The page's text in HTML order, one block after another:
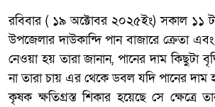
রবিবার ( ১৯ অক্টোবর ২০২৫ইং) সকাল ১১
উপজেলার দাউকান্দি পান বাজারে ক্রেতা
নেওয়া হয় তারা জানান, পানের দাম কিছুটা
না তারা চায় এর থেকে ডবল যদি পানের দাম
কৃষক ক্ষতিগ্রস্ত শিকার হয়েছে সে ক্ষেত্রে